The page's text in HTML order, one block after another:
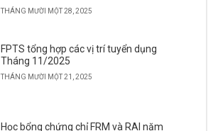
THÁNG MƯỜI MỘT 28, 2025
FPTS tổng hợp các vị trí tuyển dụng
Tháng 11/2025
THÁNG MƯỜI MỘT 21, 2025
Học bổng chứng chỉ FRM và RAI năm